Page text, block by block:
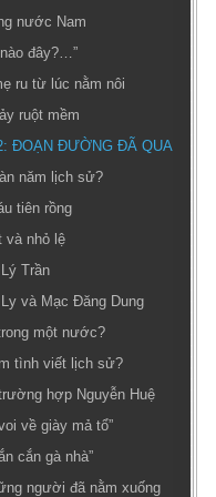
nước Nam
đây?…”
ru từ lúc nằm nôi
ruột mềm
ĐOẠN ĐƯỜNG ĐÃ QUA
năm lịch sử?
tiên rồng
và nhỏ lệ
Trần
và Mạc Đăng Dung
một nước?
tình viết lịch sử?
hợp Nguyễn Huệ
về giày mả tổ”
cắn gà nhà”
người đã nằm xuống